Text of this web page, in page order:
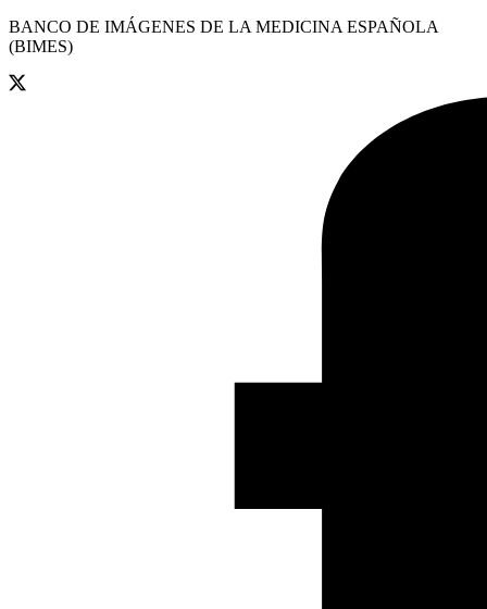
BANCO DE IMÁGENES DE LA MEDICINA ESPAÑOLA
(BIMES)